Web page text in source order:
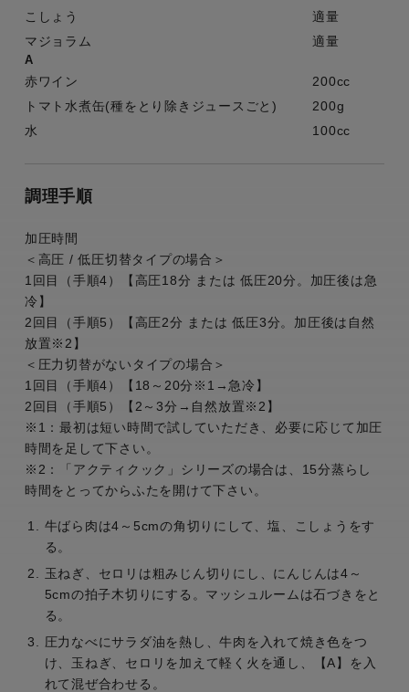
こしょう
適量
マジョラム
適量
A
赤ワイン
200cc
トマト水煮缶(種をとり除きジュースごと)
200g
水
100cc
調理手順
加圧時間
＜高圧 / 低圧切替タイプの場合＞
1回目（手順4）【高圧18分 または 低圧20分。加圧後は急
冷】
2回目（手順5）【高圧2分 または 低圧3分。加圧後は自然
放置※2】
＜圧力切替がないタイプの場合＞
1回目（手順4）【18～20分※1→急冷】
2回目（手順5）【2～3分→自然放置※2】
※1：最初は短い時間で試していただき、必要に応じて加圧
時間を足して下さい。
※2：「アクティクック」シリーズの場合は、15分蒸らし
時間をとってからふたを開けて下さい。
牛ばら肉は4～5cmの角切りにして、塩、こしょうをす
る。
玉ねぎ、セロリは粗みじん切りにし、にんじんは4～
5cmの拍子木切りにする。マッシュルームは石づきをと
る。
圧力なべにサラダ油を熱し、牛肉を入れて焼き色をつ
け、玉ねぎ、セロリを加えて軽く火を通し、【A】を入
れて混ぜ合わせる。